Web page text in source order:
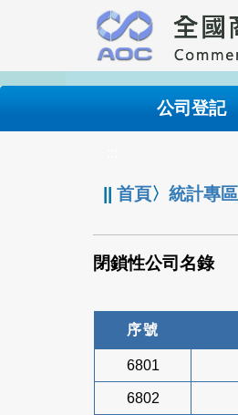
要
內
公司登記
||首頁〉統計專區
閉鎖性公司名錄
序號
6801
6802